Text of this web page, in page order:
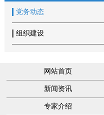
党务动态
组织建设
网站首页
新闻资讯
专家介绍